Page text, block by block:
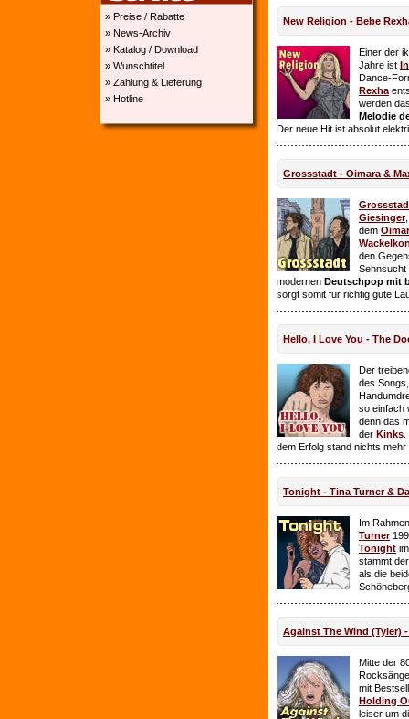
» Preise / Rabatte
» News-Archiv
» Katalog / Download
» Wunschtitel
» Zahlung & Lieferung
» Hotline
New Religion - Bebe
Einer der
Jahre ist
Dance-
Rexha
werden
Melodie
Der neue Hit ist absolut
Grossstadt - Oimara &
Giesinger
dem
den
Sehnsucht
modernen Deutschpop mit
sorgt somit für richtig gute
Hello, I Love You - The
Der
des
so einfach
denn das
der Kinks
dem Erfolg stand nichts mehr
Tonight - Tina Turner &
Im
Turner
Tonight
stammt
als die
Against The Wind (Tyler)
Mitte der
mit
Holding
leiser um